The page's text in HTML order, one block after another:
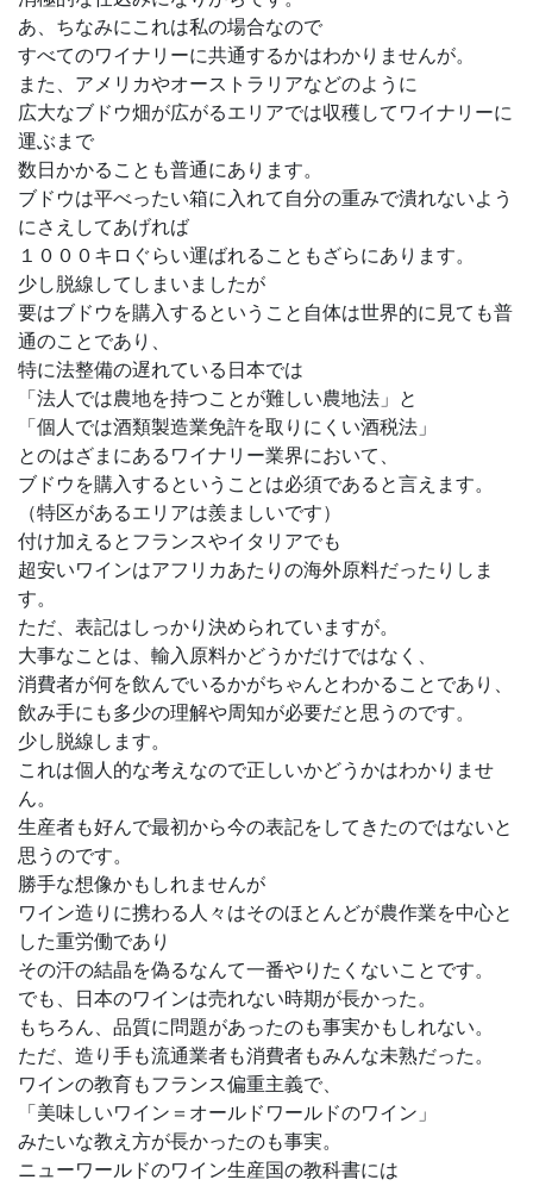
あ、ちなみにこれは私の場合なので
すべてのワイナリーに共通するかはわかりませんが。
また、アメリカやオーストラリアなどのように
広大なブドウ畑が広がるエリアでは収穫してワイナリーに
運ぶまで
数日かかることも普通にあります。
ブドウは平べったい箱に入れて自分の重みで潰れないよう
にさえしてあげれば
１０００キロぐらい運ばれることもざらにあります。
少し脱線してしまいましたが
要はブドウを購入するということ自体は世界的に見ても普
通のことであり、
特に法整備の遅れている日本では
「法人では農地を持つことが難しい農地法」と
「個人では酒類製造業免許を取りにくい酒税法」
とのはざまにあるワイナリー業界において、
ブドウを購入するということは必須であると言えます。
（特区があるエリアは羨ましいです）
付け加えるとフランスやイタリアでも
超安いワインはアフリカあたりの海外原料だったりしま
す。
ただ、表記はしっかり決められていますが。
大事なことは、輸入原料かどうかだけではなく、
消費者が何を飲んでいるかがちゃんとわかることであり、
飲み手にも多少の理解や周知が必要だと思うのです。
少し脱線します。
これは個人的な考えなので正しいかどうかはわかりませ
ん。
生産者も好んで最初から今の表記をしてきたのではないと
思うのです。
勝手な想像かもしれませんが
ワイン造りに携わる人々はそのほとんどが農作業を中心と
した重労働であり
その汗の結晶を偽るなんて一番やりたくないことです。
でも、日本のワインは売れない時期が長かった。
もちろん、品質に問題があったのも事実かもしれない。
ただ、造り手も流通業者も消費者もみんな未熟だった。
ワインの教育もフランス偏重主義で、
「美味しいワイン＝オールドワールドのワイン」
みたいな教え方が長かったのも事実。
ニューワールドのワイン生産国の教科書には